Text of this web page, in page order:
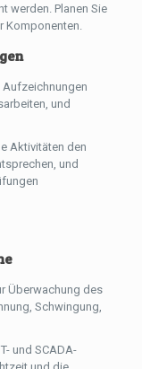
werden. Planen Sie
Komponenten.
Aufzeichnungen
und
Aktivitäten den
und
Überwachung des
Schwingung,
und SCADA-